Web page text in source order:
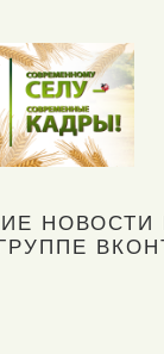
НОВОСТИ